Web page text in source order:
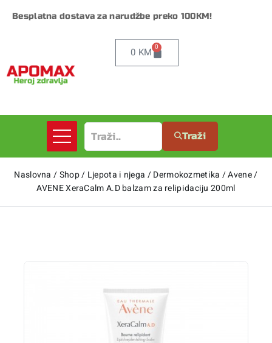
Besplatna dostava za narudžbe preko 100KM!
0 KM 0
Traži
Naslovna /Shop/ Ljepota i njega /Dermokozmetika /Avene/
AVENE XeraCalm A.D balzam za relipidaciju 200ml